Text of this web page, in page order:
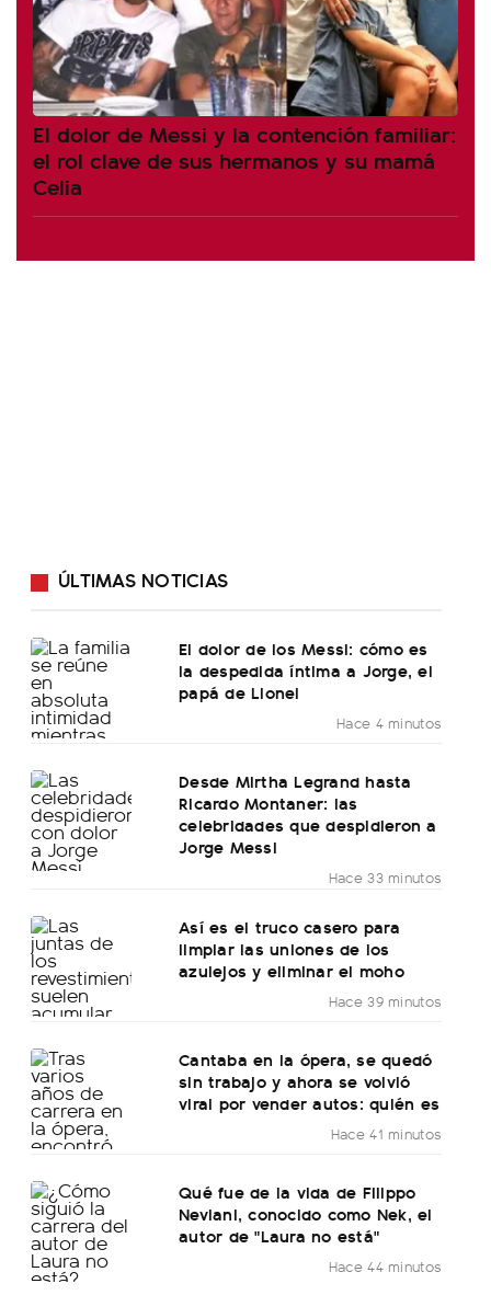
El dolor de Messi y la contención familiar:
el rol clave de sus hermanos y su mamá
Celia
ÚLTIMAS NOTICIAS
El dolor de los Messi: cómo es
la despedida íntima a Jorge, el
papá de Lionel
Hace 4 minutos
Desde Mirtha Legrand hasta
Ricardo Montaner: las
celebridades que despidieron a
Jorge Messi
Hace 33 minutos
Así es el truco casero para
limpiar las uniones de los
azulejos y eliminar el moho
Hace 39 minutos
Cantaba en la ópera, se quedó
sin trabajo y ahora se volvió
viral por vender autos: quién es
Hace 41 minutos
Qué fue de la vida de Filippo
Neviani, conocido como Nek, el
autor de "Laura no está"
Hace 44 minutos